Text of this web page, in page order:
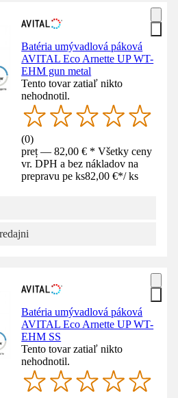
Batéria umývadlová páková
AVITAL Eco Arnette UP WT-
EHM gun metal
Tento tovar zatiaľ nikto
nehodnotil.
(0)
preț — 82,00 € * Všetky ceny
vr. DPH a bez nákladov na
prepravu pe ks82,00 €*/ ks
Batéria umývadlová páková
AVITAL Eco Arnette UP WT-
EHM SS
Tento tovar zatiaľ nikto
nehodnotil.